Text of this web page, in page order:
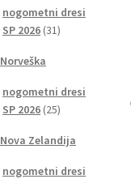
nogometni dresi
SP 2026 3131
Norveška
nogometni dresi
SP 2026 2525
Nova Zelandija
nogometni dresi